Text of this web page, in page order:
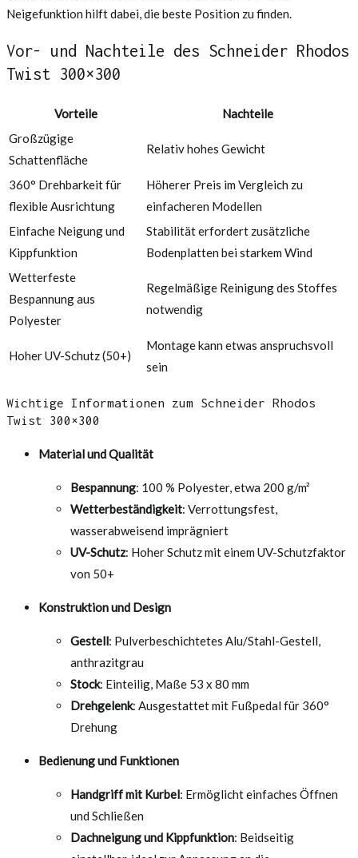
Neigefunktion hilft dabei, die beste Position zu finden.
Vor- und Nachteile des Schneider Rhodos
Twist 300×300
Vorteile
Nachteile
Großzügige
Schattenfläche
Relativ hohes Gewicht
360° Drehbarkeit für
flexible Ausrichtung
Höherer Preis im Vergleich zu
einfacheren Modellen
Einfache Neigung und
Kippfunktion
Stabilität erfordert zusätzliche
Bodenplatten bei starkem Wind
Wetterfeste
Bespannung aus
Polyester
Regelmäßige Reinigung des Stoffes
notwendig
Hoher UV-Schutz (50+)
Montage kann etwas anspruchsvoll
sein
Wichtige Informationen zum Schneider Rhodos
Twist 300×300
Material und Qualität
Bespannung: 100 % Polyester, etwa 200 g/m²
Wetterbeständigkeit: Verrottungsfest,
wasserabweisend imprägniert
UV-Schutz: Hoher Schutz mit einem UV-Schutzfaktor
von 50+
Konstruktion und Design
Gestell: Pulverbeschichtetes Alu/Stahl-Gestell,
anthrazitgrau
Stock: Einteilig, Maße 53 x 80 mm
Drehgelenk: Ausgestattet mit Fußpedal für 360°
Drehung
Bedienung und Funktionen
Handgriff mit Kurbel: Ermöglicht einfaches Öffnen
und Schließen
Dachneigung und Kippfunktion: Beidseitig